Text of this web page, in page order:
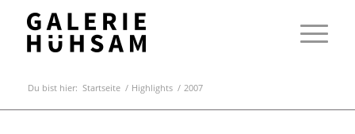
Du bist hier: Startseite / Highlights / 2007